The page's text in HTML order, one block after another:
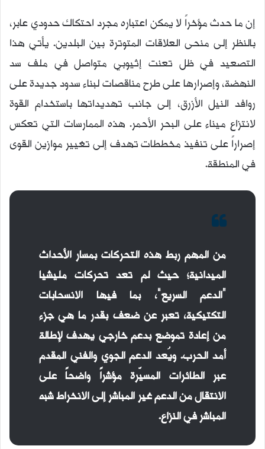
إن ما حدث مؤخراً لا يمكن اعتباره مجرد احتكاك حدودي عابر،
بالنظر إلى منحى العلاقات المتوترة بين البلدين. يأتي هذا
التصعيد في ظل تعنت إثيوبي متواصل في ملف سد
النهضة، وإصرارها على طرح مناقصات لبناء سدود جديدة على
روافد النيل الأزرق، إلى جانب تهديداتها باستخدام القوة
لانتزاع ميناء على البحر الأحمر. هذه الممارسات التي تعكس
إصراراً على تنفيذ مخططات تهدف إلى تغيير موازين القوى
في المنطقة.
من المهم ربط هذه التحركات بمسار الأحداث
الميدانية؛ حيث لم تعد تحركات مليشيا
“الدعم السريع”، بما فيها الانسحابات
التكتيكية، تعبر عن ضعف بقدر ما هي جزء
من إعادة تموضع بدعم خارجي يهدف لإطالة
أمد الحرب. ويُعد الدعم الجوي والفني المقدم
عبر الطائرات المسيّرة مؤشراً واضحاً على
الانتقال من الدعم غير المباشر إلى الانخراط شبه
المباشر في النزاع.